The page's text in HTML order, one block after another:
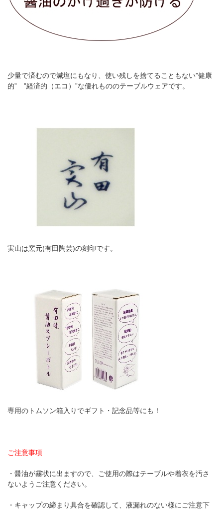
少量で済むので減塩にもなり、使い残しを捨てることもない”健康
的” ”経済的（エコ）”な優れもののテーブルウェアです。
実山は窯元(有田陶芸)の刻印です。
専用のトムソン箱入りでギフト・記念品等にも！
ご注意事項
・醤油が霧状に出ますので、ご使用の際はテーブルや着衣を汚さ
ないようご注意ください。
・キャップの締まり具合を確認して、液漏れのない様にご注意下